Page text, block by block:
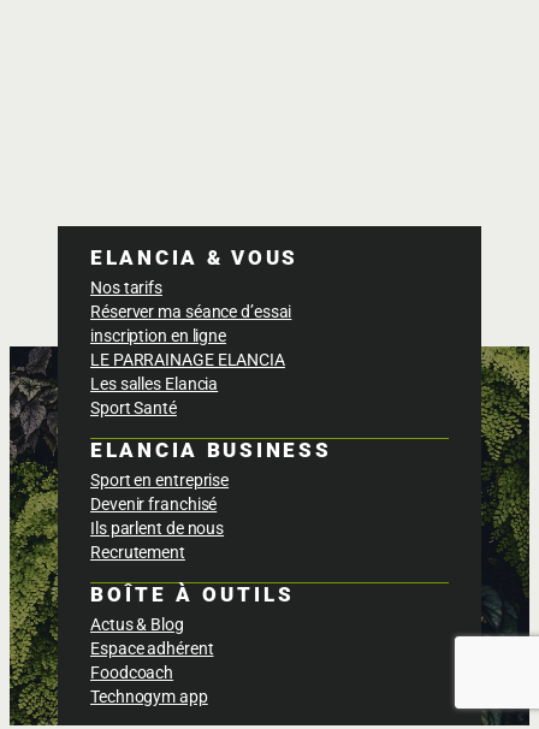
ELANCIA & VOUS
Nos tarifs
Réserver ma séance d’essai
inscription en ligne
LE PARRAINAGE ELANCIA
Les salles Elancia
Sport Santé
ELANCIA BUSINESS
Sport en entreprise
Devenir franchisé
Ils parlent de nous
Recrutement
BOÎTE À OUTILS
Actus & Blog
Espace adhérent
Foodcoach
Technogym app